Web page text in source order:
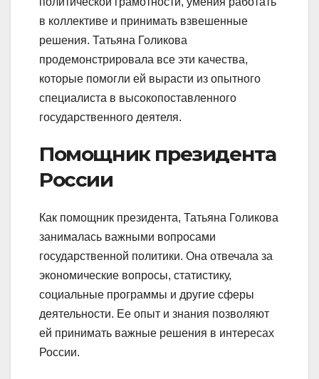
в коллективе и принимать взвешенные
решения. Татьяна Голикова
продемонстрировала все эти качества,
которые помогли ей вырасти из опытного
специалиста в высокопоставленного
государственного деятеля.
Помощник президента
России
Как помощник президента, Татьяна Голикова
занималась важными вопросами
государственной политики. Она отвечала за
экономические вопросы, статистику,
социальные программы и другие сферы
деятельности. Ее опыт и знания позволяют
ей принимать важные решения в интересах
России.